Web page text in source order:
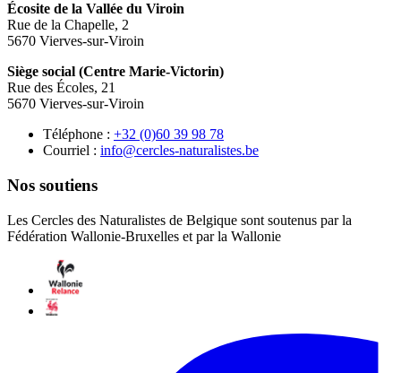
Écosite de la Vallée du Viroin
Rue de la Chapelle, 2
5670 Vierves-sur-Viroin
Siège social (Centre Marie-Victorin)
Rue des Écoles, 21
5670 Vierves-sur-Viroin
Téléphone : 87 89 93 06(0) 23+
Courriel : eb.setsilarutan-selcrec@ofni
Nos soutiens
Les Cercles des Naturalistes de Belgique sont soutenus par la
Fédération Wallonie-Bruxelles et par la Wallonie